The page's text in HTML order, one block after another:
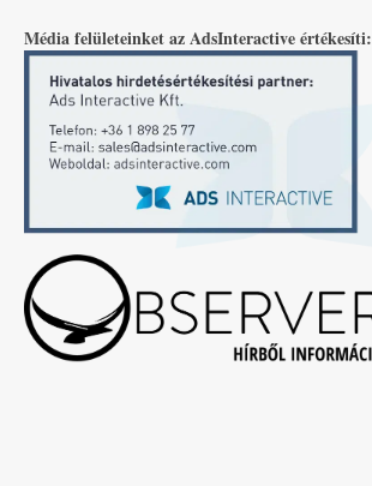
Média felületeinket az AdsInteractive értékesíti: